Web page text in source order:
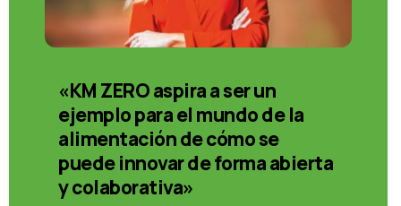
«KM ZERO aspira a ser un
ejemplo para el mundo de la
alimentación de cómo se
puede innovar de forma abierta
y colaborativa»